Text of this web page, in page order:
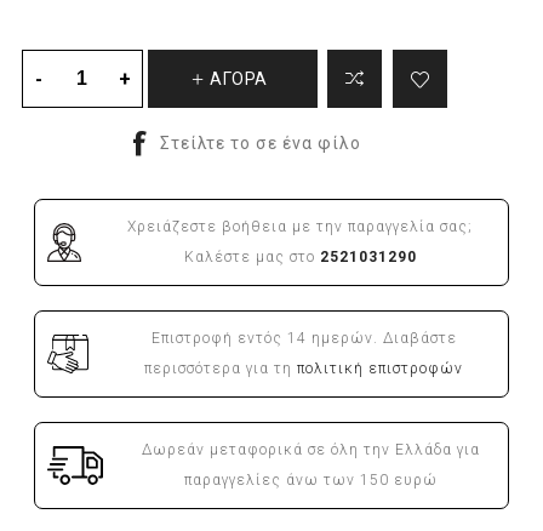
ΑΓΟΡΑ
Χρειάζεστε βοήθεια με την παραγγελία σας;
Καλέστε μας στο 2521031290
Επιστροφή εντός 14 ημερών. Διαβάστε
περισσότερα για τηπολιτική επιστροφών
Δωρεάν μεταφορικά σε όλη την Ελλάδα για
παραγγελίες άνω των 150 ευρώ